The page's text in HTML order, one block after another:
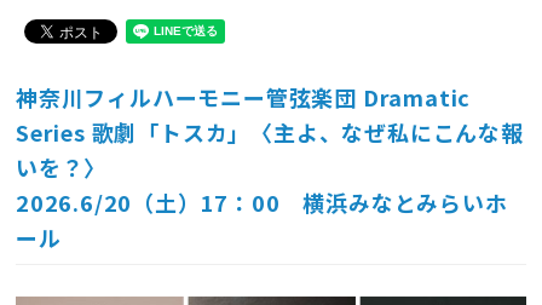
神奈川フィルハーモニー管弦楽団 Dramatic
Series 歌劇「トスカ」〈主よ、なぜ私にこんな報
いを？〉
2026.6/20（土）17：00 横浜みなとみらいホ
ール